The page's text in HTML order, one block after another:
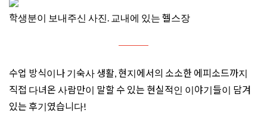
학생분이 보내주신 사진. 교내에 있는 헬스장
수업 방식이나 기숙사 생활, 현지에서의 소소한 에피소드까지
직접 다녀온 사람만이 말할 수 있는 현실적인 이야기들이 담겨
있는 후기였습니다!